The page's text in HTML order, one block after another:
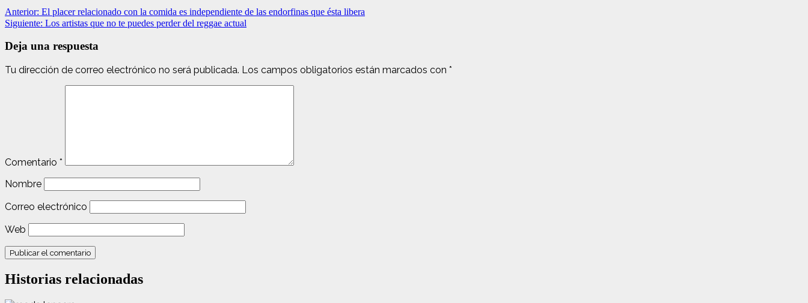
Anterior: El placer relacionado con la comida es independiente de las endorfinas que ésta libera
Siguiente: Los artistas que no te puedes perder del reggae actual
Deja una respuesta
Tu dirección de correo electrónico no será publicada. Los campos obligatorios están marcados con *
Comentario *
Nombre
Correo electrónico
Web
Historias relacionadas